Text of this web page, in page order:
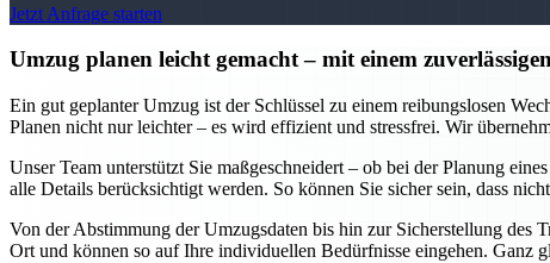
Jetzt Anfrage starten
Umzug planen leicht gemacht – mit einem
Ein gut geplanter Umzug ist der Schlüssel zu einem reibungslosen
Planen nicht nur leichter – es wird effizient und stressfrei. Wir
Unser Team unterstützt Sie maßgeschneidert – ob bei der Planung
alle Details berücksichtigt werden. So können Sie sicher sein, dass
Von der Abstimmung der Umzugsdaten bis hin zur Sicherstellung des
Ort und können so auf Ihre individuellen Bedürfnisse eingehen. Ganz